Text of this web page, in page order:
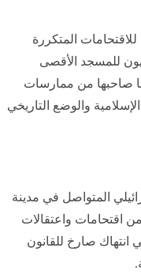
المتكررة
للمسجد الأقصى
صاحبها من ممارسات
والوضع التاريخي
المتواصل في مدينة
اقتحامات واعتقالات
انتهاك صارخ للقانون